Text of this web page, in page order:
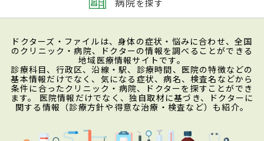
を探す
ドクターズ・ファイルは、身体の症状・悩みに合わせ、全国
のクリニック・病院、ドクターの情報を調べることができる
地域医療情報サイトです。
診療科目、行政区、沿線・駅、診療時間、医院の特徴などの
基本情報だけでなく、気になる症状、病名、検査名などから
条件に合ったクリニック・病院、ドクターを探すことができ
ます。 医院情報だけでなく、独自取材に基づき、ドクターに
関する情報（診療方針や得意な治療・検査など）も紹介。